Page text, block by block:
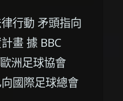
行動 矛頭指向
畫 據 BBC
洲足球協會
向國際足球總會